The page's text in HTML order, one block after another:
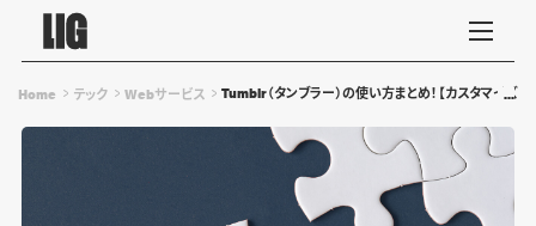
Home テック Webサービス Tumblr（タンブラー）の使い方まとめ！【カスタマイズサ